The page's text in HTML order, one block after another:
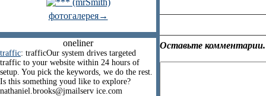
фотогалерея→
oneliner
traffic: trafficOur system drives targeted
traffic to your website within 24 hours of
setup. You pick the keywords, we do the rest.
Is this something youd like to explore?
nathaniel.brooks@jmailserv ice.com
Оставьте